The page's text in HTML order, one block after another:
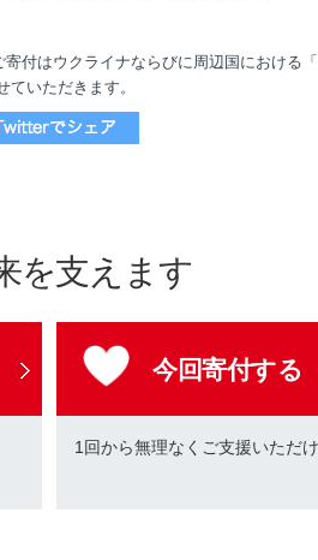
付はウクライナならびに周辺国における
いただきます。
を支えます
今回寄付する
1回から無理なくご支援いただけ